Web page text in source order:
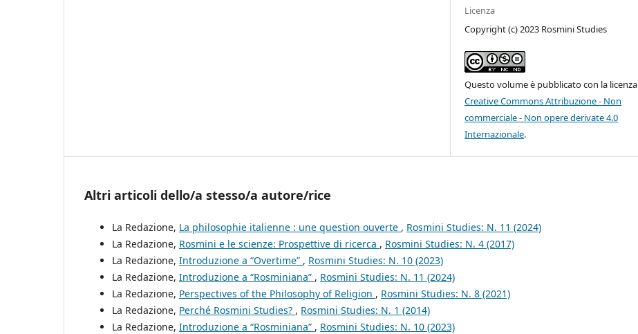
Licenza
Copyright (c) 2023 Rosmini Studies
Questo volume è pubblicato con la licenza
Creative Commons Attribuzione - Non
commerciale - Non opere derivate 4.0
Internazionale.
Altri articoli dello/a stesso/a autore/rice
La Redazione, La philosophie italienne : une question ouverte , Rosmini Studies: N. 11 (2024)
La Redazione, Rosmini e le scienze: Prospettive di ricerca , Rosmini Studies: N. 4 (2017)
La Redazione, Introduzione a “Overtime” , Rosmini Studies: N. 10 (2023)
La Redazione, Introduzione a “Rosminiana” , Rosmini Studies: N. 11 (2024)
La Redazione, Perspectives of the Philosophy of Religion , Rosmini Studies: N. 8 (2021)
La Redazione, Perché Rosmini Studies? , Rosmini Studies: N. 1 (2014)
La Redazione, Introduzione a “Rosminiana” , Rosmini Studies: N. 10 (2023)